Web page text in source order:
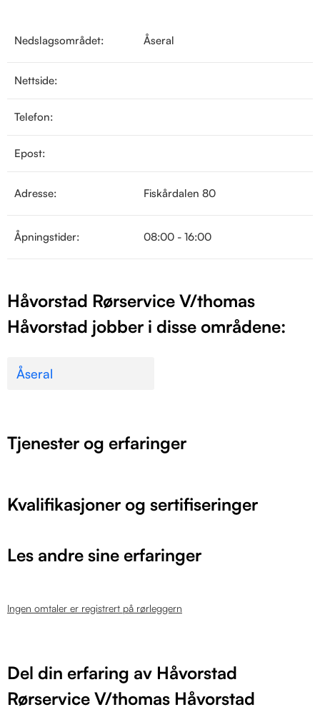
Nedslagsområdet: Åseral
Nettside:
Telefon:
Epost:
Adresse: Fiskårdalen 80
Åpningstider: 08:00 - 16:00
Håvorstad Rørservice V/thomas
Håvorstad jobber i disse områdene:
Åseral
Tjenester og erfaringer
Kvalifikasjoner og sertifiseringer
Les andre sine erfaringer
Ingen omtaler er registrert på rørleggern
Del din erfaring av Håvorstad
Rørservice V/thomas Håvorstad